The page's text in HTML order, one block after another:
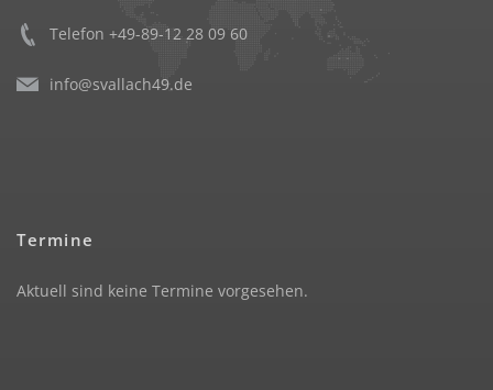
Telefon +49-89-12 28 09 60
info@svallach49.de
Termine
Aktuell sind keine Termine vorgesehen.